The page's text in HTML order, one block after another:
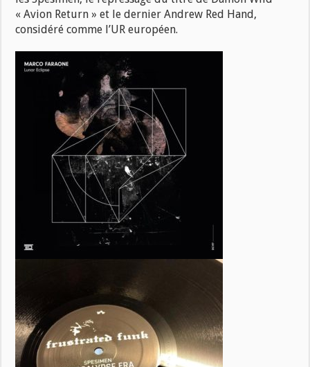
« Avion Return » et le dernier Andrew Red Hand,
considéré comme l’UR européen.